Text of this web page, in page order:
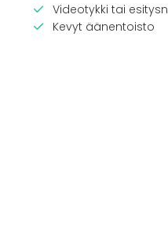
Videotykki tai
Kevyt äänentoisto